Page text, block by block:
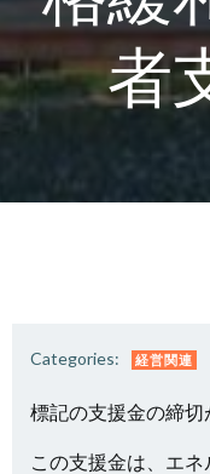
者
Categories: 経営関連
標記の支援金の締切
この支援金は、エ